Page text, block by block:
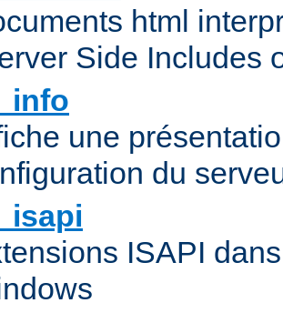
html
Side Includes
une
du
ISAPI